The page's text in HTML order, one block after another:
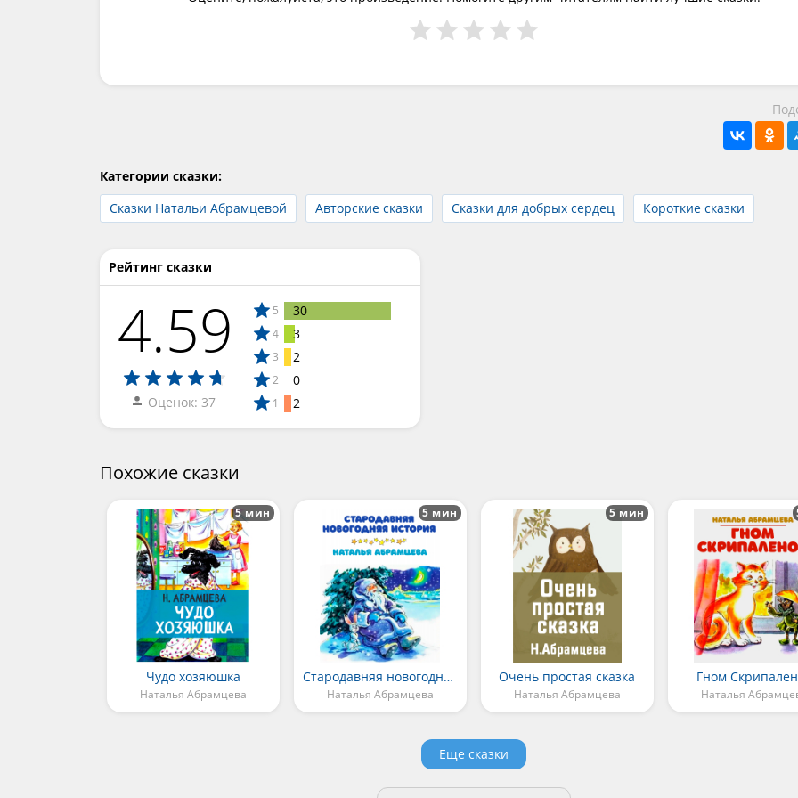
Категории сказки:
Сказки Натальи Абрамцевой
Авторские сказки Сказки для добрых сердец Короткие сказки
Рейтинг сказки
4.59
Оценок: 37
5 30
4 3
3 2
2 0
1 2
Похожие сказки
Чудо хозяюшка
Наталья Абрамцева
5 мин
Стародавняя новогодняя история
Наталья Абрамцева
5 мин
Очень простая сказка
Наталья Абрамцева
5 мин
Гном
Наталья
Еще сказки